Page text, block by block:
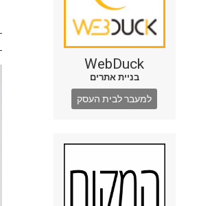
WebDuck
בניית אתרים
למעבר לבית העסק